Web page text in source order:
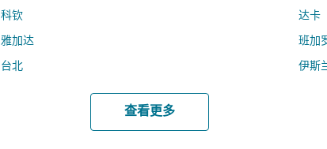
科钦 达卡
雅加达 班加
台北 伊斯
查看更多